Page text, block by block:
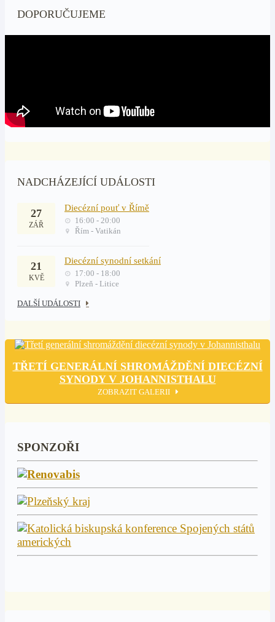
DOPORUČUJEME
NADCHÁZEJÍCÍ UDÁLOSTI
27
ZÁŘ
Diecézní pouť v Římě
16:00 - 20:00
Řím - Vatikán
21
KVĚ
Diecézní synodní setkání
17:00 - 18:00
Plzeň - Litice
DALŠÍ UDÁLOSTI
TŘETÍ GENERÁLNÍ SHROMÁŽDĚNÍ DIECÉZNÍ
SYNODY V JOHANNISTHALU
ZOBRAZIT GALERII
SPONZOŘI